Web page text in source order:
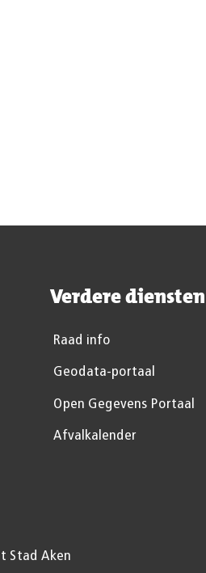
Verdere diensten
Raad info
Geodata-portaal
Open Gegevens Portaal
Afvalkalender
Stad Aken